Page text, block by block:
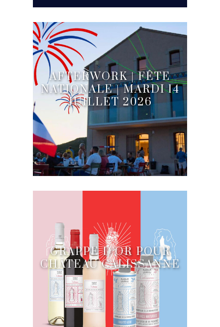
AFTERWORK | FÊTE
NATIONALE | MARDI 14
JUILLET 2026
GRAPPE D’OR POUR
CHÂTEAU CALISSANNE